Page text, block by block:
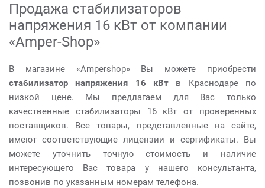
Продажа стабилизаторов
напряжения 16 кВт от компании
«Amper-Shop»
В магазине «Ampershop» Вы можете приобрести
стабилизатор напряжения 16 кВт в Краснодаре по
низкой цене. Мы предлагаем для Вас только
качественные стабилизаторы 16 кВт от проверенных
поставщиков. Все товары, представленные на сайте,
имеют соответствующие лицензии и сертификаты. Вы
можете уточнить точную стоимость и наличие
интересующего Вас товара у нашего консультанта,
позвонив по указанным номерам телефона.